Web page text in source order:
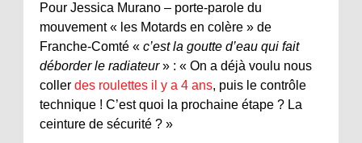
Pour Jessica Murano – porte-parole du
mouvement « les Motards en colère » de
Franche-Comté « c’est la goutte d’eau qui fait
déborder le radiateur» : « On a déjà voulu nous
coller des roulettes il y a 4 ans, puis le contrôle
technique ! C’est quoi la prochaine étape ? La
ceinture de sécurité ? »